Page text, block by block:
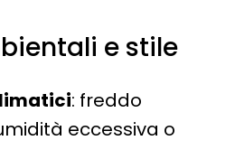
e stile
: freddo
eccessiva o